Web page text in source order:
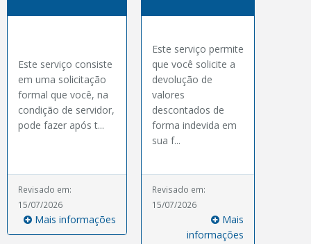
Este serviço consiste
em uma solicitação
formal que você, na
condição de servidor,
pode fazer após t...
Revisado em:
15/07/2026
Mais informações
Este serviço permite
que você solicite a
devolução de
valores
descontados de
forma indevida em
sua f...
Revisado em:
15/07/2026
Mais
informações